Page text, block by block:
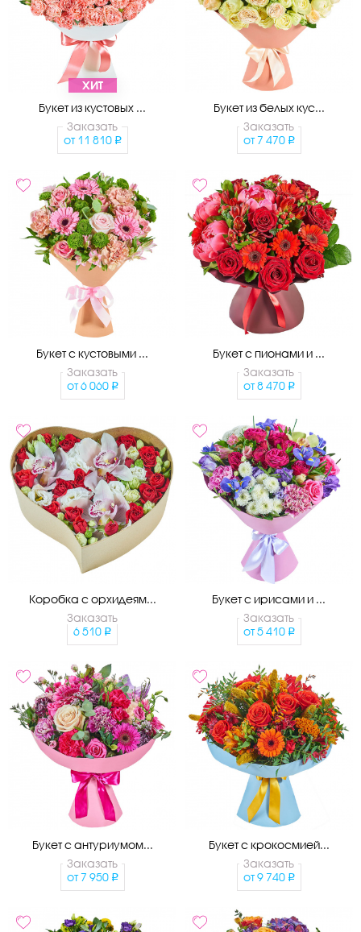
ХИТ
Букет из кустовых ...
Заказать
от 11 810
Букет из белых кус...
Заказать
от 7 470
Букет с кустовыми ...
Заказать
от 6 060
Букет с пионами и ...
Заказать
от 8 470
Коробка с орхидеям...
Заказать
6 510
Букет с ирисами и ...
Заказать
от 5 410
Букет с антуриумом...
Заказать
от 7 950
Букет с крокосмией...
Заказать
от 9 740